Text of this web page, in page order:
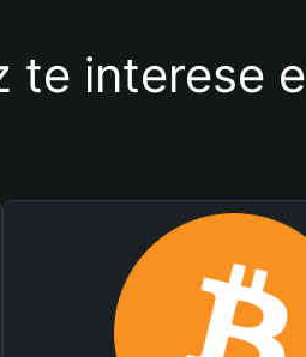
te interese